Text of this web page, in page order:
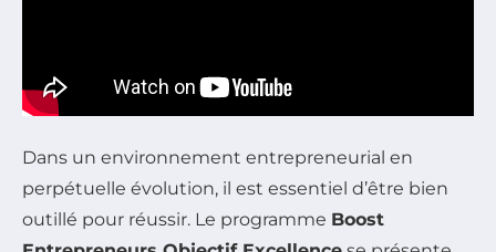
Dans un environnement entrepreneurial en
perpétuelle évolution, il est essentiel d’être bien
outillé pour réussir. Le programme Boost